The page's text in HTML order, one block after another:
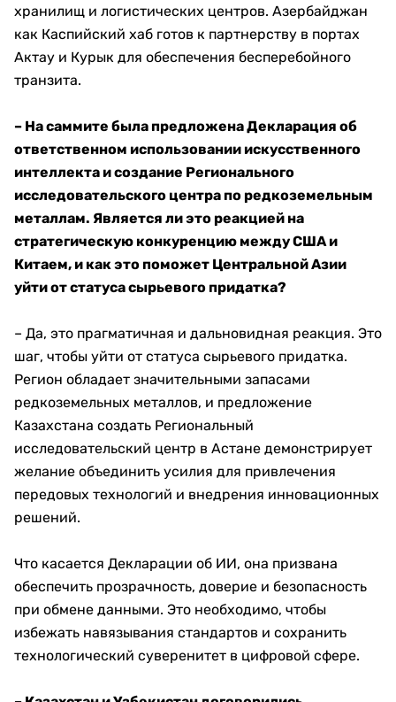
хранилищ и логистических центров. Азербайджан
как Каспийский хаб готов к партнерству в портах
Актау и Курык для обеспечения бесперебойного
транзита.
– На саммите была предложена Декларация об
ответственном использовании искусственного
интеллекта и создание Регионального
исследовательского центра по редкоземельным
металлам. Является ли это реакцией на
стратегическую конкуренцию между США и
Китаем, и как это поможет Центральной Азии
уйти от статуса сырьевого придатка?
– Да, это прагматичная и дальновидная реакция. Это
шаг, чтобы уйти от статуса сырьевого придатка.
Регион обладает значительными запасами
редкоземельных металлов, и предложение
Казахстана создать Региональный
исследовательский центр в Астане демонстрирует
желание объединить усилия для привлечения
передовых технологий и внедрения инновационных
решений.
Что касается Декларации об ИИ, она призвана
обеспечить прозрачность, доверие и безопасность
при обмене данными. Это необходимо, чтобы
избежать навязывания стандартов и сохранить
технологический суверенитет в цифровой сфере.